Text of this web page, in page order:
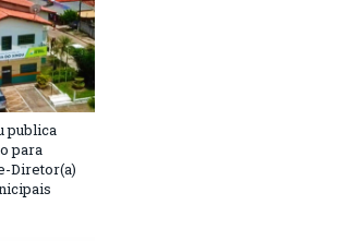
publica
para
Diretor(a)